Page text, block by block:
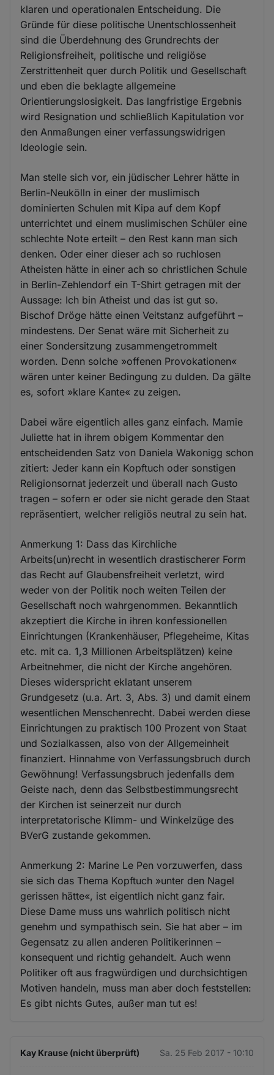
klaren und operationalen Entscheidung. Die
Gründe für diese politische Unentschlossenheit
sind die Überdehnung des Grundrechts der
Religionsfreiheit, politische und religiöse
Zerstrittenheit quer durch Politik und Gesellschaft
und eben die beklagte allgemeine
Orientierungslosigkeit. Das langfristige Ergebnis
wird Resignation und schließlich Kapitulation vor
den Anmaßungen einer verfassungswidrigen
Ideologie sein.
Man stelle sich vor, ein jüdischer Lehrer hätte in
Berlin-Neukölln in einer der muslimisch
dominierten Schulen mit Kipa auf dem Kopf
unterrichtet und einem muslimischen Schüler eine
schlechte Note erteilt – den Rest kann man sich
denken. Oder einer dieser ach so ruchlosen
Atheisten hätte in einer ach so christlichen Schule
in Berlin-Zehlendorf ein T-Shirt getragen mit der
Aussage: Ich bin Atheist und das ist gut so.
Bischof Dröge hätte einen Veitstanz aufgeführt –
mindestens. Der Senat wäre mit Sicherheit zu
einer Sondersitzung zusammengetrommelt
worden. Denn solche »offenen Provokationen«
wären unter keiner Bedingung zu dulden. Da gälte
es, sofort »klare Kante« zu zeigen.
Dabei wäre eigentlich alles ganz einfach. Mamie
Juliette hat in ihrem obigem Kommentar den
entscheidenden Satz von Daniela Wakonigg schon
zitiert: Jeder kann ein Kopftuch oder sonstigen
Religionsornat jederzeit und überall nach Gusto
tragen – sofern er oder sie nicht gerade den Staat
repräsentiert, welcher religiös neutral zu sein hat.
Anmerkung 1: Dass das Kirchliche
Arbeits(un)recht in wesentlich drastischerer Form
das Recht auf Glaubensfreiheit verletzt, wird
weder von der Politik noch weiten Teilen der
Gesellschaft noch wahrgenommen. Bekanntlich
akzeptiert die Kirche in ihren konfessionellen
Einrichtungen (Krankenhäuser, Pflegeheime, Kitas
etc. mit ca. 1,3 Millionen Arbeitsplätzen) keine
Arbeitnehmer, die nicht der Kirche angehören.
Dieses widerspricht eklatant unserem
Grundgesetz (u.a. Art. 3, Abs. 3) und damit einem
wesentlichen Menschenrecht. Dabei werden diese
Einrichtungen zu praktisch 100 Prozent von Staat
und Sozialkassen, also von der Allgemeinheit
finanziert. Hinnahme von Verfassungsbruch durch
Gewöhnung! Verfassungsbruch jedenfalls dem
Geiste nach, denn das Selbstbestimmungsrecht
der Kirchen ist seinerzeit nur durch
interpretatorische Klimm- und Winkelzüge des
BVerG zustande gekommen.
Anmerkung 2: Marine Le Pen vorzuwerfen, dass
sie sich das Thema Kopftuch »unter den Nagel
gerissen hätte«, ist eigentlich nicht ganz fair.
Diese Dame muss uns wahrlich politisch nicht
genehm und sympathisch sein. Sie hat aber – im
Gegensatz zu allen anderen Politikerinnen –
konsequent und richtig gehandelt. Auch wenn
Politiker oft aus fragwürdigen und durchsichtigen
Motiven handeln, muss man aber doch feststellen:
Es gibt nichts Gutes, außer man tut es!
Kay Krause (nicht überprüft) Sa. 25 Feb 2017 - 10:10